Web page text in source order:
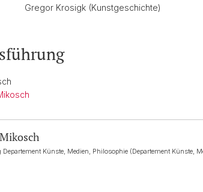
Gregor Krosigk (Kunstgeschichte)
Künste, Medien, Philosophie (Departement Künste,